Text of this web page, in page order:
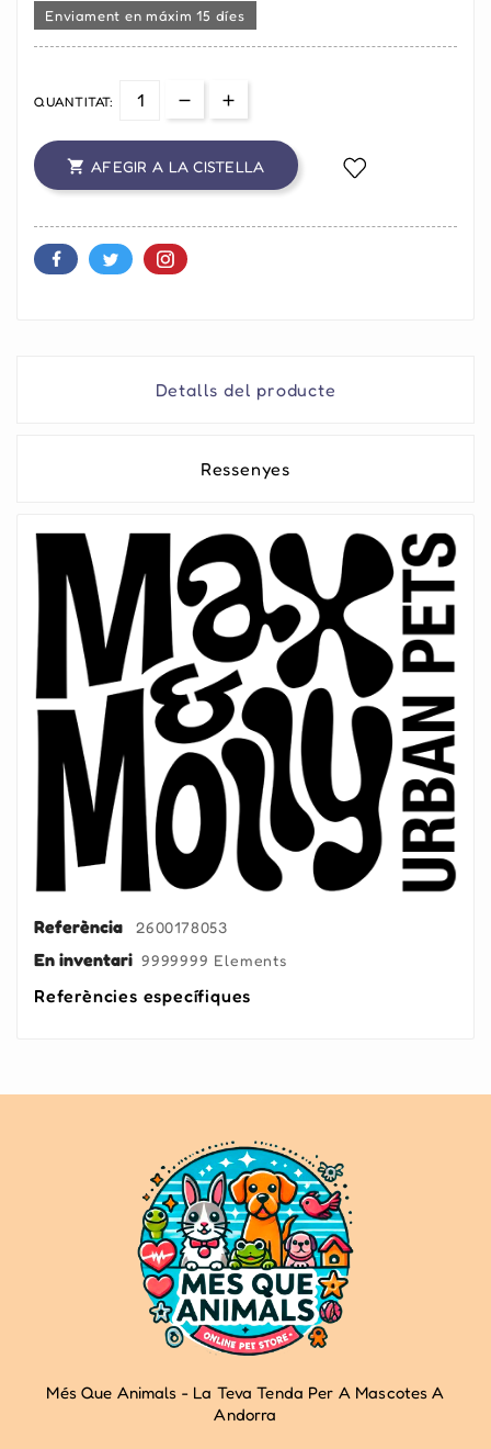
Enviament en máxim 15 díes
QUANTITAT:
 AFEGIR A LA CISTELLA
Detalls del producte
Ressenyes
Referència 2600178053
En inventari 9999999 Elements
Referències específiques
Més Que Animals - La Teva Tenda Per A Mascotes A
Andorra